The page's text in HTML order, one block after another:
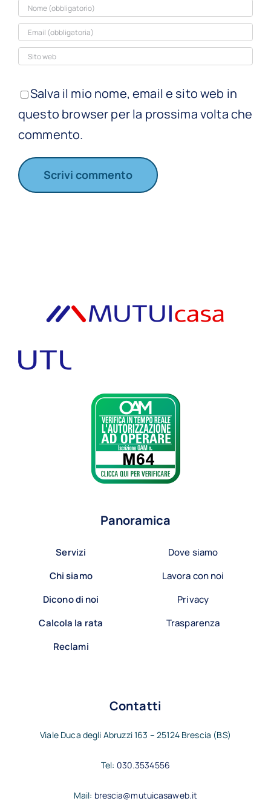
Salva il mio nome, email e sito web in
questo browser per la prossima volta che
commento.
Panoramica
Servizi
Chi siamo
Dicono di noi
Calcola la rata
Reclami
Dove siamo
Lavora con noi
Privacy
Trasparenza
Contatti
Viale Duca degli Abruzzi 163 – 25124 Brescia (BS)
Tel: 030.3534556
Mail: brescia@mutuicasaweb.it